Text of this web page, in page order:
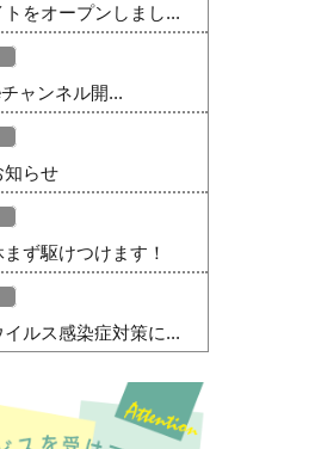
をオープンしまし...
ャンネル開...
知らせ
ず駆けつけます！
ルス感染症対策に...